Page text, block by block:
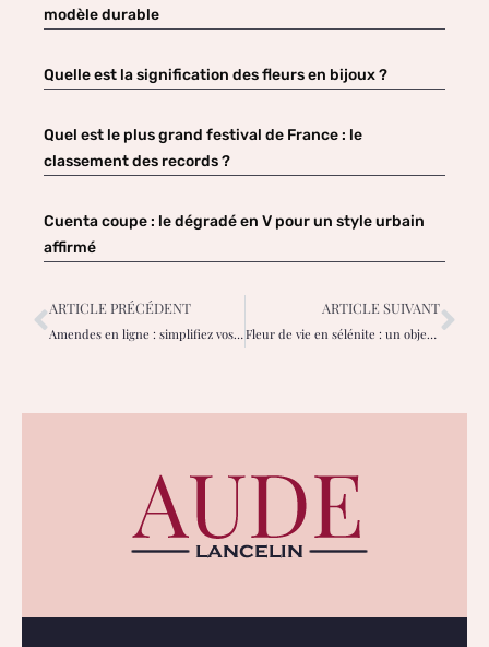
modèle durable
Quelle est la signification des fleurs en bijoux ?
Quel est le plus grand festival de France : le
classement des records ?
Cuenta coupe : le dégradé en V pour un style urbain
affirmé
ARTICLE PRÉCÉDENT
Amendes en ligne : simplifiez vos démarches avec élégance et sérénité
ARTICLE SUIVANT
Fleur de vie en sélénite : un objet d’exception